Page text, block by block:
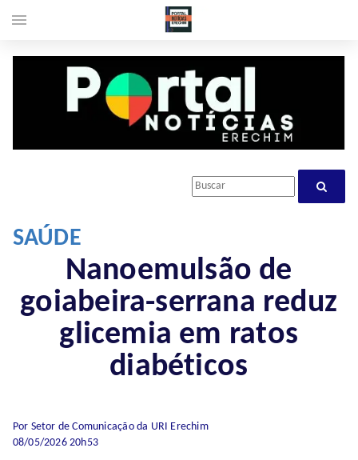
SAÚDE
Nanoemulsão de
goiabeira-serrana reduz
glicemia em ratos
diabéticos
Por Setor de Comunicação da URI Erechim
08/05/2026 20h53
menu